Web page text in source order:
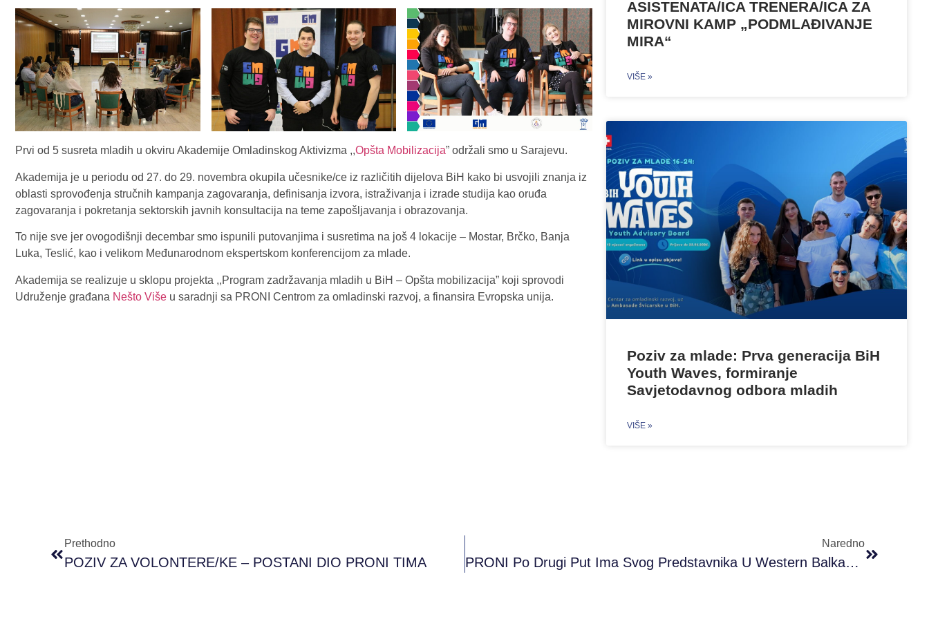
Prvi od 5 susreta mladih u okviru Akademije Omladinskog Aktivizma ,,Opšta Mobilizacija” održali smo u Sarajevu.
Akademija je u periodu od 27. do 29. novembra okupila učesnike/ce iz različitih dijelova BiH kako bi usvojili znanja iz
oblasti sprovođenja stručnih kampanja zagovaranja, definisanja izvora, istraživanja i izrade studija kao oruđa
zagovaranja i pokretanja sektorskih javnih konsultacija na teme zapošljavanja i obrazovanja.
To nije sve jer ovogodišnji decembar smo ispunili putovanjima i susretima na još 4 lokacije – Mostar, Brčko, Banja
Luka, Teslić, kao i velikom Međunarodnom ekspertskom konferencijom za mlade.
Akademija se realizuje u sklopu projekta ,,Program zadržavanja mladih u BiH – Opšta mobilizacija” koji sprovodi
Udruženje građana Nešto Više u saradnji sa PRONI Centrom za omladinski razvoj, a finansira Evropska unija.
ASISTENATA/ICA TRENERA/ICA ZA
MIROVNI KAMP „PODMLAĐIVANJE
MIRA“
VIŠE »
Poziv za mlade: Prva generacija BiH
Youth Waves, formiranje
Savjetodavnog odbora mladih
VIŠE »
Prethodno
POZIV ZA VOLONTERE/KE – POSTANI DIO PRONI TIMA
Naredno
PRONI Po Drugi Put Ima Svog Predstavnika U Western Balkans Youth Lab Projektu ECC-A